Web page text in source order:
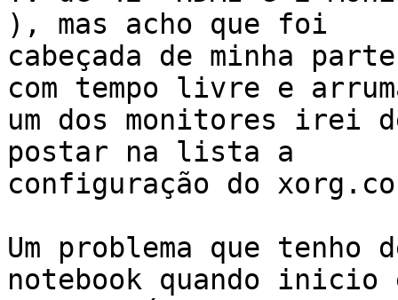
), mas acho que foi
cabeçada de minha
com tempo livre e
um dos monitores irei
postar na lista a
configuração do
Um problema que tenho
notebook quando inicio